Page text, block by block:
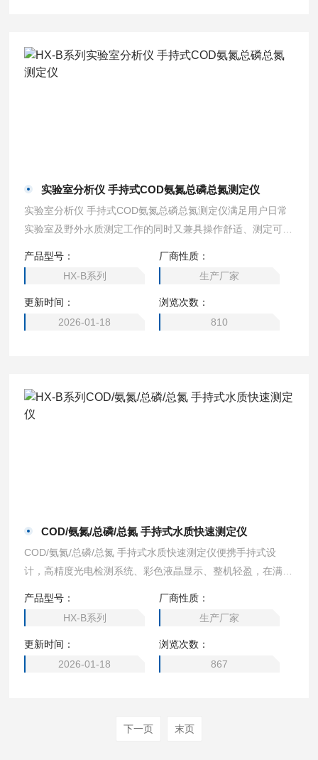
实验室分析仪 手持式COD氨氮总磷总氮测定仪
实验室分析仪 手持式COD氨氮总磷总氮测定仪满足用户日常
实验室及野外水质测定工作的同时又兼具操作舒适、测定可靠
产品型号：
HX-B系列
厂商性质：
生产厂家
更新时间：
2026-01-18
浏览次数：
810
COD/氨氮/总磷/总氮 手持式水质快速测定仪
COD/氨氮/总磷/总氮 手持式水质快速测定仪便携手持式设
计，高精度光电检测系统、彩色液晶显示、整机轻盈，在满足
测定可靠等优点。
产品型号：
HX-B系列
厂商性质：
生产厂家
更新时间：
2026-01-18
浏览次数：
867
下一页 末页